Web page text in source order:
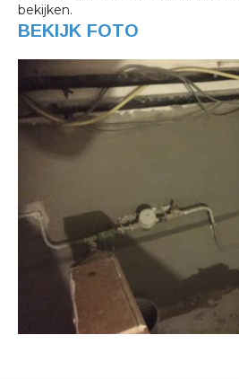
bekijken.
BEKIJK FOTO